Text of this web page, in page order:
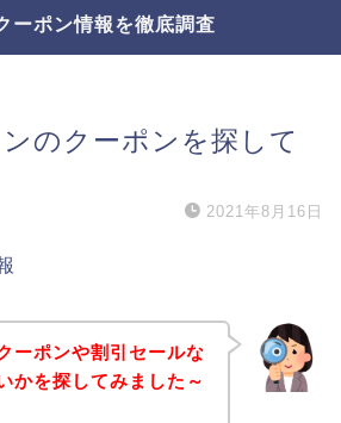
ーポン情報を徹底調査
のクーポンを探して
2021年8月16日
ーポンや割引セールな
かを探してみました～